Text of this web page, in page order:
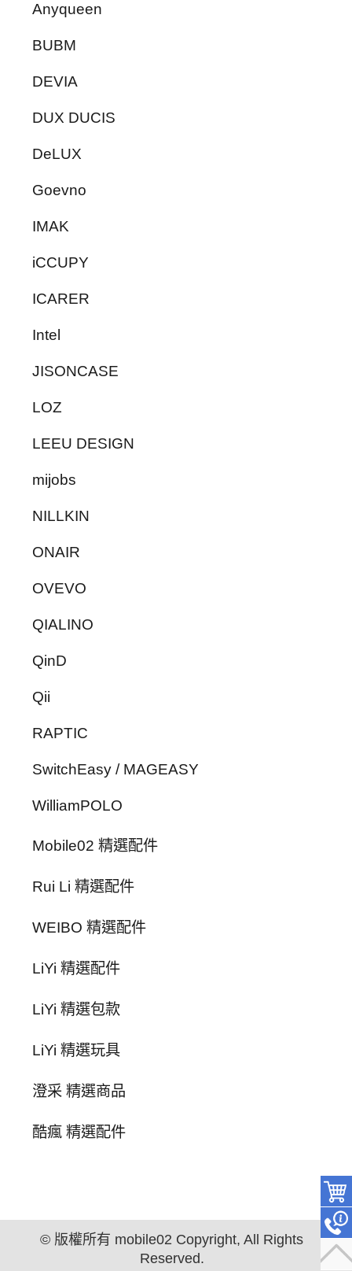
Anyqueen
BUBM
DEVIA
DUX DUCIS
DeLUX
Goevno
IMAK
iCCUPY
ICARER
Intel
JISONCASE
LOZ
LEEU DESIGN
mijobs
NILLKIN
ONAIR
OVEVO
QIALINO
QinD
Qii
RAPTIC
SwitchEasy / MAGEASY
WilliamPOLO
Mobile02 精選配件
Rui Li 精選配件
WEIBO 精選配件
LiYi 精選配件
LiYi 精選包款
LiYi 精選玩具
澄采 精選商品
酷瘋 精選配件
© 版權所有 mobile02 Copyright, All Rights
Reserved.